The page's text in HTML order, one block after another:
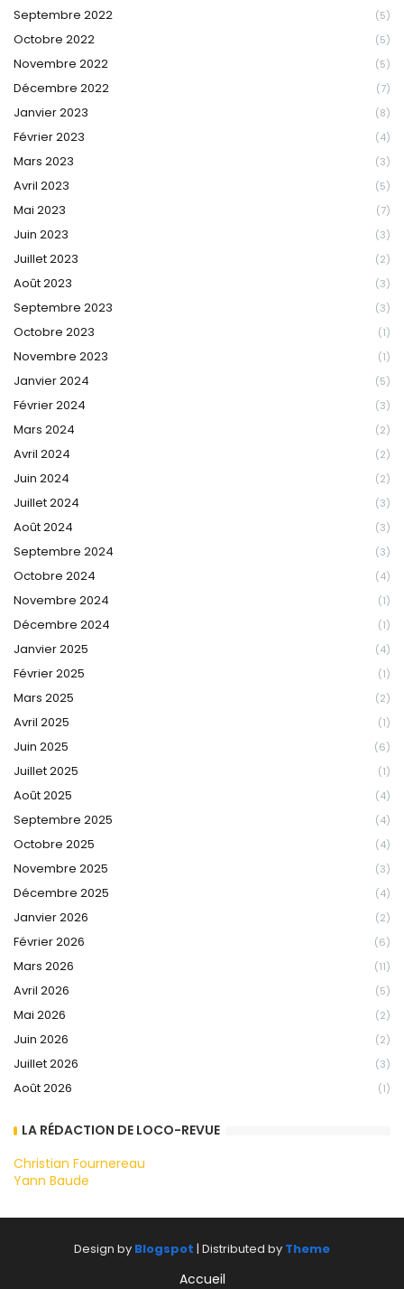
Septembre 2022 (5)
Octobre 2022 (5)
Novembre 2022 (5)
Décembre 2022 (7)
Janvier 2023 (8)
Février 2023 (4)
Mars 2023 (3)
Avril 2023 (5)
Mai 2023 (7)
Juin 2023 (3)
Juillet 2023 (2)
Août 2023 (3)
Septembre 2023 (3)
Octobre 2023 (1)
Novembre 2023 (1)
Janvier 2024 (5)
Février 2024 (3)
Mars 2024 (2)
Avril 2024 (2)
Juin 2024 (2)
Juillet 2024 (3)
Août 2024 (3)
Septembre 2024 (3)
Octobre 2024 (4)
Novembre 2024 (1)
Décembre 2024 (1)
Janvier 2025 (4)
Février 2025 (1)
Mars 2025 (2)
Avril 2025 (1)
Juin 2025 (6)
Juillet 2025 (1)
Août 2025 (4)
Septembre 2025 (4)
Octobre 2025 (4)
Novembre 2025 (3)
Décembre 2025 (4)
Janvier 2026 (2)
Février 2026 (6)
Mars 2026 (11)
Avril 2026 (5)
Mai 2026 (2)
Juin 2026 (2)
Juillet 2026 (3)
Août 2026 (1)
LA RÉDACTION DE LOCO-REVUE
Christian Fournereau
Yann Baude
Design by Blogspot | Distributed by Theme
Accueil